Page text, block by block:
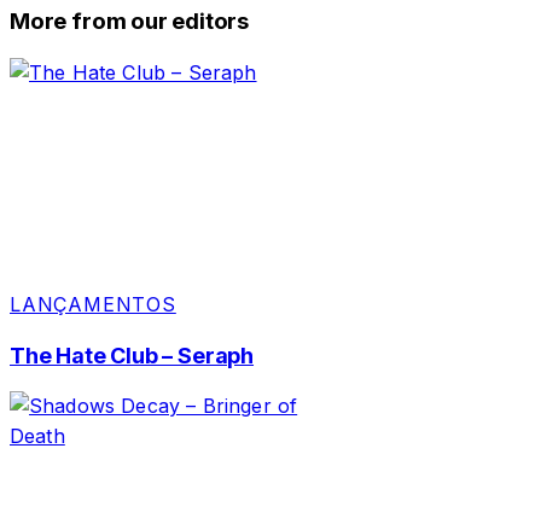
More from our editors
LANÇAMENTOS
The Hate Club – Seraph